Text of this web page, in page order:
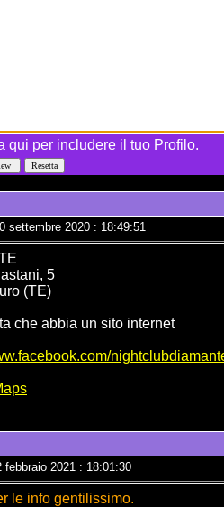
qui per includere il tuo Profilo.
settembre 2020 : 18:49:51
5
(TE)
che abbia un sito internet
febbraio 2021 : 18:01:30
le info gentilissimo.